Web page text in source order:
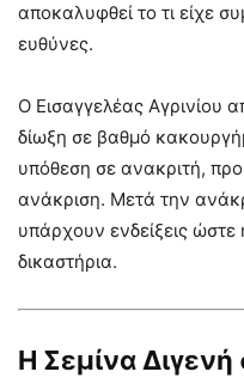
αποκαλυφθεί το τι είχε
ευθύνες.
Ο Εισαγγελέας Αγρινίου
δίωξη σε βαθμό
υπόθεση σε ανακριτή,
ανάκριση. Μετά την
υπάρχουν ενδείξεις
δικαστήρια.
Η Σεμίνα